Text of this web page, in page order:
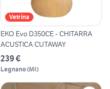
Vetrina
EKO Evo D350CE - CHITARRA
ACUSTICA CUTAWAY
239 €
Legnano(MI)